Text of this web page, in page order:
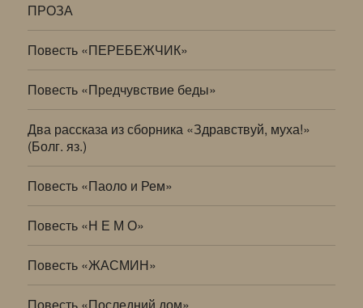
ПРОЗА
Повесть «ПЕРЕБЕЖЧИК»
Повесть «Предчувствие беды»
Два рассказа из сборника «Здравствуй, муха!»
(Болг. яз.)
Повесть «Паоло и Рем»
Повесть «Н Е М О»
Повесть «ЖАСМИН»